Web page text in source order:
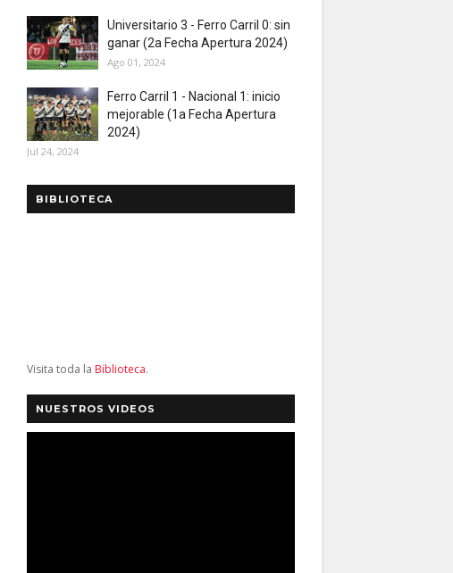
Universitario 3 - Ferro Carril 0: sin
ganar (2a Fecha Apertura 2024)
Ago 01, 2024
Ferro Carril 1 - Nacional 1: inicio
mejorable (1a Fecha Apertura
2024)
Jul 24, 2024
BIBLIOTECA
Visita toda la Biblioteca.
NUESTROS VIDEOS